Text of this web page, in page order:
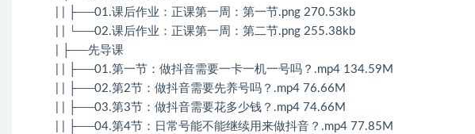
| | ├──01.课后作业：正课第一周：第一节.png 270.53kb
| | └──02.课后作业：正课第一周：第二节.png 255.38kb
| ├──先导课
| | ├──01.第一节：做抖音需要一卡一机一号吗？.mp4 134.59M
| | ├──02.第2节：做抖音需要先养号吗？.mp4 76.66M
| | ├──03.第3节：做抖音需要花多少钱？.mp4 74.66M
| | ├──04.第4节：日常号能不能继续用来做抖音？.mp4 77.85M